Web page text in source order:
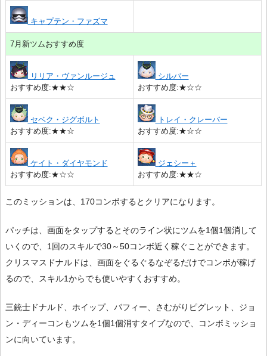
キャプテン・ファズマ
7月新ツムおすすめ度
リリア・ヴァンルージュ
おすすめ度:★★☆
シルバー
おすすめ度:★☆☆
セベク・ジグボルト
おすすめ度:★★☆
トレイ・クレーバー
おすすめ度:★☆☆
ケイト・ダイヤモンド
おすすめ度:★☆☆
ジェシー＋
おすすめ度:★★☆
このミッションは、170コンボするとクリアになります。
パッチは、画面をタップするとそのライン状にツムを1個1個消して
いくので、1回のスキルで30～50コンボ近く稼ぐことができます。
クリスマスドナルドは、画面をぐるぐるなぞるだけでコンボが稼げ
るので、スキル1からでも使いやすくおすすめ。
三銃士ドナルド、ホイップ、パフィー、さむがりピグレット、ジョ
ン・ディーコンもツムを1個1個消すタイプなので、コンボミッショ
ンに向いています。